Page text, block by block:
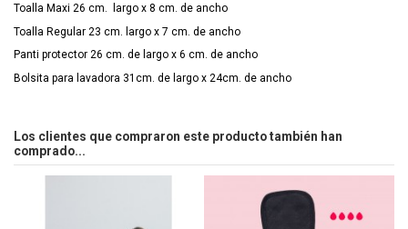
Toalla Maxi 26 cm. largo x 8 cm. de ancho
Toalla Regular 23 cm. largo x 7 cm. de ancho
Panti protector 26 cm. de largo x 6 cm. de ancho
Bolsita para lavadora 31cm. de largo x 24cm. de ancho
Los clientes que compraron este producto también han
comprado...